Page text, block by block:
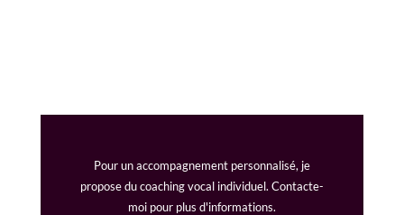
Pour un accompagnement personnalisé, je
propose du coaching vocal individuel. Contacte-
moi pour plus d'informations.